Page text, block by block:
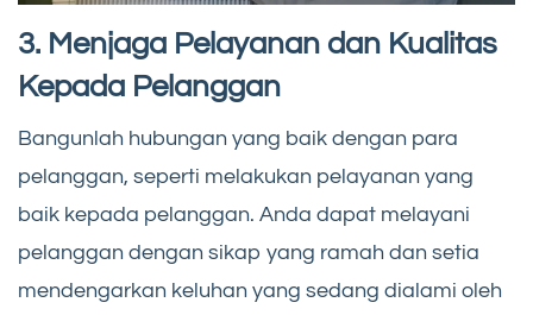
3. Menjaga Pelayanan dan Kualitas
Kepada Pelanggan
Bangunlah hubungan yang baik dengan para
pelanggan, seperti melakukan pelayanan yang
baik kepada pelanggan. Anda dapat melayani
pelanggan dengan sikap yang ramah dan setia
mendengarkan keluhan yang sedang dialami oleh